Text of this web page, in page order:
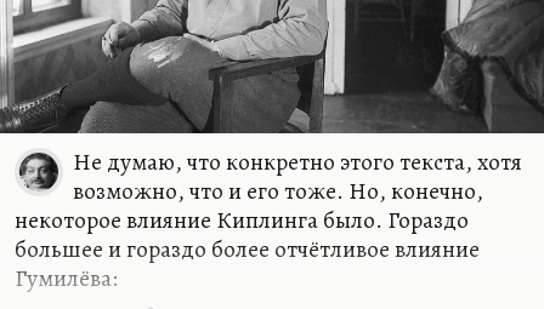
Не думаю, что конкретно этого текста, хотя
возможно, что и его тоже. Но, конечно,
некоторое влияние Киплинга было. Гораздо
большее и гораздо более отчётливое влияние
Гумилёва: